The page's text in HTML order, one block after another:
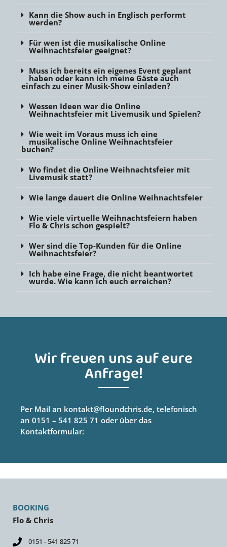
Kann die Show auch in Englisch performt
werden?
Für wen ist die musikalische Online
Weihnachtsfeier geeignet?
Muss ich bereits ein eigenes Event geplant
haben oder kann ich meine Gäste auch
einfach zu einer Musik-Show einladen?
Wessen Ideen war die Online
Weihnachtsfeier mit Livemusik und Spielen?
Wie weit im Voraus muss ich eine
musikalische Online Weihnachtsfeier
buchen?
Wo findet die Online Weihnachtsfeier mit
Livemusik statt?
Wie lange dauert die Online Weihnachtsfeier
Wie viele virtuelle Weihnachtsfeiern haben
Flo & Chris schon gespielt?
Wer sind die Top-Kunden für die Online
Weihnachtsfeier?
Ich habe eine Frage, die nicht beantwortet
wurde. Wie kann ich euch erreichen?
Wir freuen uns auf eure
Anfrage!
Per Mail an kontakt@floundchris.de, telefonisch
an 0151 – 541 825 71 oder über das
Kontaktformular:
BOOKING
Flo & Chris
0151 - 541 825 71